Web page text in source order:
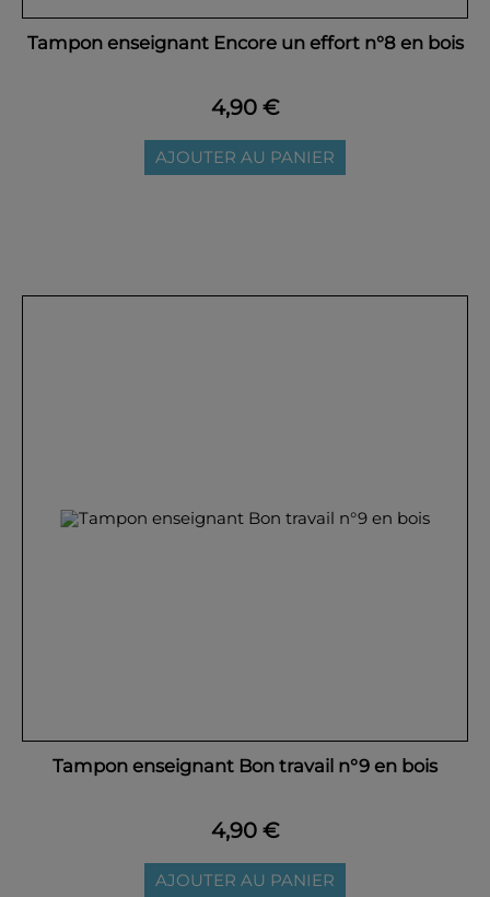
Tampon enseignant Encore un effort n°8 en bois
4,90 €
AJOUTER AU PANIER
Tampon enseignant Bon travail n°9 en bois
4,90 €
AJOUTER AU PANIER